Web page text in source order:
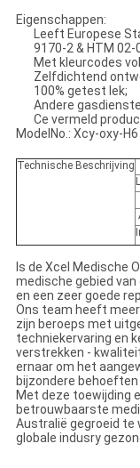
Eigenschappen:
Leeft Europese
9170-2 & HTM 02-
Met kleurcodes
Zelfdichtend
100% getest lek;
Andere
Ce vermeld
ModelNo.: Xcy-oxy-H6
Technische Beschrijving
Is de Xcel Medische
medische gebied
en een zeer goede
Ons team heeft meer
zijn beroeps met
techniekervaring en
verstrekken -
ernaar om het
bijzondere
Met deze toewijding
betrouwbaarste
Australië gegroeid te
globale indusry